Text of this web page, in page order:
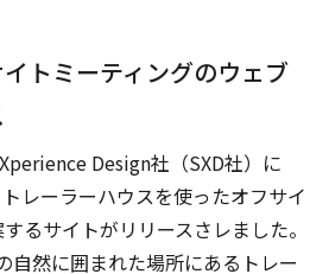
トミーティングのウェブ
Design社（SXD社）に
レーラーハウスを使ったオフサイ
るサイトがリリースさレました。
自然に囲まれた場所にあるトレー